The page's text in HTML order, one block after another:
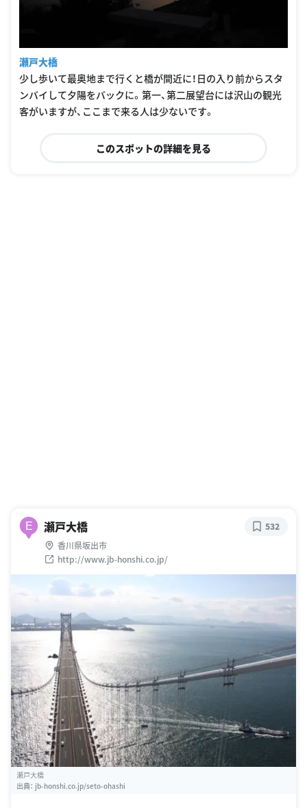
瀬戸大橋
少し歩いて最奥地まで行くと橋が間近に！日の入り前からスタ
ンバイして夕陽をバックに。第一、第二展望台には沢山の観光
客がいますが、ここまで来る人は少ないです。
このスポットの詳細を見る
E 瀬戸大橋
香川県坂出市
http://www.jb-honshi.co.jp/
532
瀬戸大橋
出典： jb-honshi.co.jp/seto-ohashi